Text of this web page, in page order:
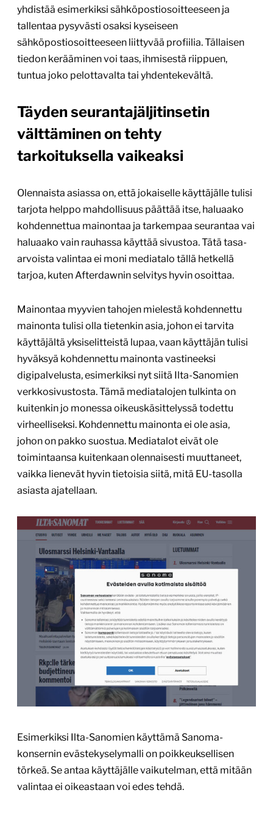
yhdistää esimerkiksi sähköpostiosoitteeseen ja
tallentaa pysyvästi osaksi kyseiseen
sähköpostiosoitteeseen liittyvää profiilia. Tällaisen
tiedon kerääminen voi taas, ihmisestä riippuen,
tuntua joko pelottavalta tai yhdentekevältä.
Täyden seurantajäljitinsetin
välttäminen on tehty
tarkoituksella vaikeaksi
Olennaista asiassa on, että jokaiselle käyttäjälle tulisi
tarjota helppo mahdollisuus päättää itse, haluaako
kohdennettua mainontaa ja tarkempaa seurantaa vai
haluaako vain rauhassa käyttää sivustoa. Tätä tasa-
arvoista valintaa ei moni mediatalo tällä hetkellä
tarjoa, kuten Afterdawnin selvitys hyvin osoittaa.
Mainontaa myyvien tahojen mielestä kohdennettu
mainonta tulisi olla tietenkin asia, johon ei tarvita
käyttäjältä yksiselitteistä lupaa, vaan käyttäjän tulisi
hyväksyä kohdennettu mainonta vastineeksi
digipalvelusta, esimerkiksi nyt siitä Ilta-Sanomien
verkkosivustosta. Tämä mediatalojen tulkinta on
kuitenkin jo monessa oikeuskäsittelyssä todettu
virheelliseksi. Kohdennettu mainonta ei ole asia,
johon on pakko suostua. Mediatalot eivät ole
toimintaansa kuitenkaan olennaisesti muuttaneet,
vaikka lienevät hyvin tietoisia siitä, mitä EU-tasolla
asiasta ajatellaan.
Esimerkiksi Ilta-Sanomien käyttämä Sanoma-
konsernin evästekyselymalli on poikkeuksellisen
törkeä. Se antaa käyttäjälle vaikutelman, että mitään
valintaa ei oikeastaan voi edes tehdä.